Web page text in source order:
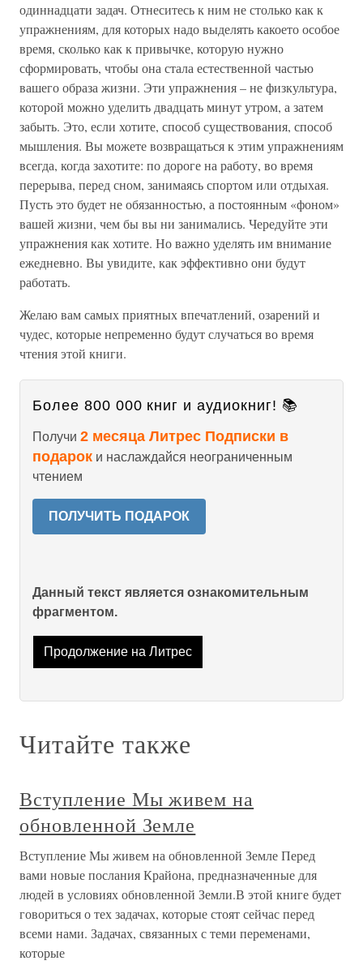
одиннадцати задач. Отнеситесь к ним не столько как к
упражнениям, для которых надо выделять какоето особое
время, сколько как к привычке, которую нужно
сформировать, чтобы она стала естественной частью
вашего образа жизни. Эти упражнения – не физкультура,
которой можно уделить двадцать минут утром, а затем
забыть. Это, если хотите, способ существования, способ
мышления. Вы можете возвращаться к этим упражнениям
всегда, когда захотите: по дороге на работу, во время
перерыва, перед сном, занимаясь спортом или отдыхая.
Пусть это будет не обязанностью, а постоянным «фоном»
вашей жизни, чем бы вы ни занимались. Чередуйте эти
упражнения как хотите. Но важно уделять им внимание
ежедневно. Вы увидите, как эффективно они будут
работать.
Желаю вам самых приятных впечатлений, озарений и
чудес, которые непременно будут случаться во время
чтения этой книги.
Более 800 000 книг и аудиокниг! 📚
Получи 2 месяца Литрес Подписки в
подарок и наслаждайся неограниченным
чтением
ПОЛУЧИТЬ ПОДАРОК
Данный текст является ознакомительным
фрагментом.
Продолжение на Литрес
Читайте также
Вступление Мы живем на
обновленной Земле
Вступление Мы живем на обновленной Земле Перед
вами новые послания Крайона, предназначенные для
людей в условиях обновленной Земли.В этой книге будет
говориться о тех задачах, которые стоят сейчас перед
всеми нами. Задачах, связанных с теми переменами,
которые